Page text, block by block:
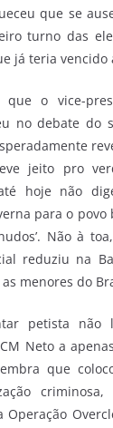
que se
turno das
já teria vencido
que o vice-
no debate do
jeito pro
hoje não
para o povo
Não à
reduziu na
menores do
petista não
Neto a
que
criminosa,
Operação